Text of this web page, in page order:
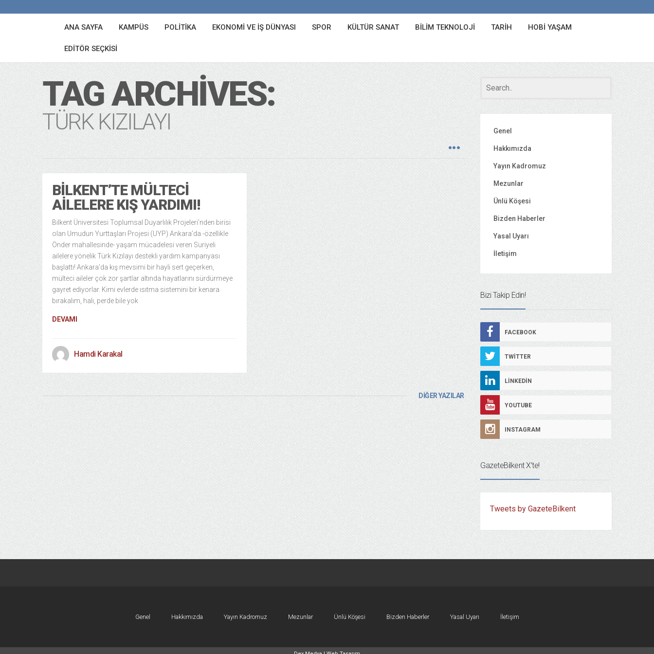
ANA SAYFA KAMPÜS POLITIKA EKONOMI VE İŞ DÜNYASI SPOR KÜLTÜR SANAT BILIM TEKNOLOJI TARIH HOBI YAŞAM
EDITÖR SEÇKISI
TAG ARCHIVES:
TÜRK KIZILAYI
BILKENT’TE MÜLTECI
AILELERE KIŞ YARDIMI!
Bilkent Üniversitesi Toplumsal Duyarlılık Projeleri’nden birisi
olan Umudun Yurttaşları Projesi (UYP) Ankara’da -özellikle
Önder mahallesinde- yaşam mücadelesi veren Suriyeli
ailelere yönelik Türk Kızılayı destekli yardım kampanyası
başlattı! Ankara’da kış mevsimi bir hayli sert geçerken,
mülteci aileler çok zor şartlar altında hayatlarını sürdürmeye
gayret ediyorlar. Kimi evlerde ısıtma sistemini bir kenara
bırakalım, halı, perde bile yok
DEVAMI
Hamdi Karakal
DİĞER YAZILAR
Genel
Hakkımızda
Yayın Kadromuz
Mezunlar
Ünlü Köşesi
Bizden Haberler
Yasal Uyarı
İletişim
Bizi Takip Edin!
FACEBOOK
TWITTER
LINKEDIN
YOUTUBE
INSTAGRAM
GazeteBilkent X’te!
Tweets by GazeteBilkent
Genel Hakkımızda Yayın Kadromuz Mezunlar Ünlü Köşesi Bizden Haberler Yasal Uyarı İletişim